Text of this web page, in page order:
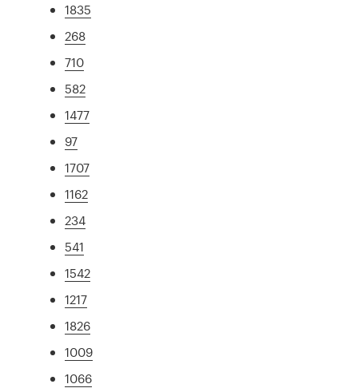
1835
268
710
582
1477
97
1707
1162
234
541
1542
1217
1826
1009
1066